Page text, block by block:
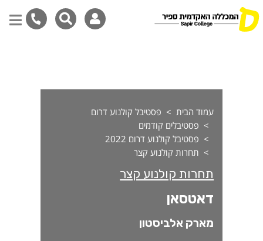
עמוד הבית
פסטיבל קולנוע דרום
פסטיבלים קודמים
פסטיבל קולנוע דרום 2022
תחרות קולנוע קצר
תחרות קולנוע קצר
דאטסאן
מארק אלביסטון